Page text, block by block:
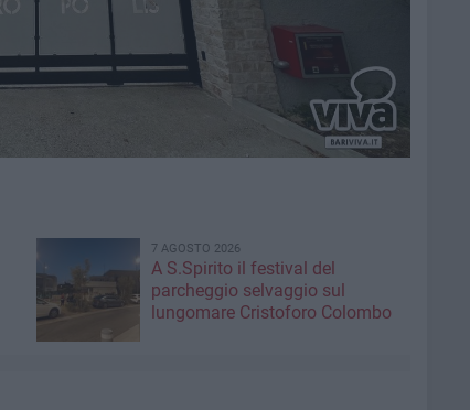
7 AGOSTO 2026
A S.Spirito il festival del
parcheggio selvaggio sul
lungomare Cristoforo Colombo